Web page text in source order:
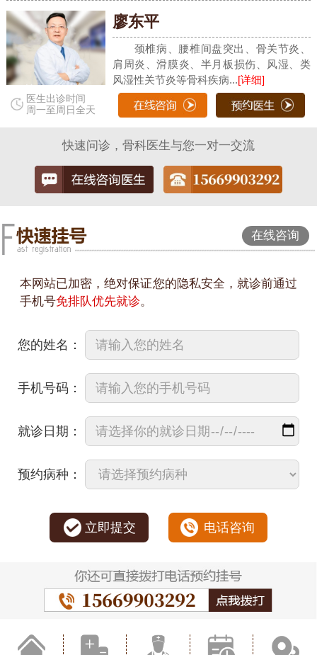
医生出诊时间
周一至周日全天
廖东平
颈椎病、腰椎间盘突出、骨关节炎、
肩周炎、滑膜炎、半月板损伤、风湿、类
风湿性关节炎等骨科疾病...[详细]
快速问诊，骨科医生与您一对一交流
在线咨询
本网站已加密，绝对保证您的隐私安全，就诊前通过
手机号免排队优先就诊。
您的姓名：
手机号码：
就诊日期：
预约病种：
立即提交 电话咨询